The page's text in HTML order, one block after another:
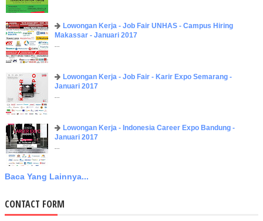
Lowongan Kerja - Job Fair UNHAS - Campus Hiring
Makassar - Januari 2017
...
Lowongan Kerja - Job Fair - Karir Expo Semarang -
Januari 2017
...
Lowongan Kerja - Indonesia Career Expo Bandung -
Januari 2017
...
Baca Yang Lainnya...
CONTACT FORM